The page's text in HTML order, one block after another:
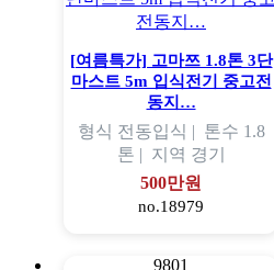
[여름특가] 고마쯔 1.8톤 3단
마스트 5m 입식전기 중고전
동지…
형식 전동입식 | 톤수 1.8
톤 | 지역 경기
500만원
no.18979
9801